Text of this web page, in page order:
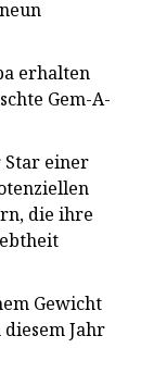
erhalten
Gem-A-
Star einer
die ihre
Gewicht
Jahr